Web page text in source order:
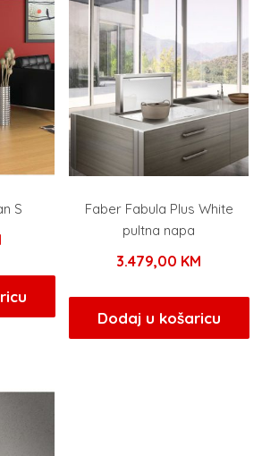
S
Faber Fabula Plus White
pultna napa
3.479,00 KM
Dodaj u košaricu